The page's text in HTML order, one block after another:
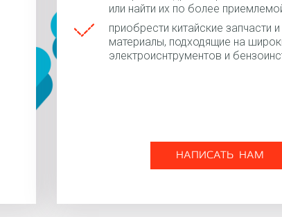
или найти их по более
приобрести китайские запчасти
материалы, подходящие на
электроиснтрументов и
НАПИСАТЬ НАМ